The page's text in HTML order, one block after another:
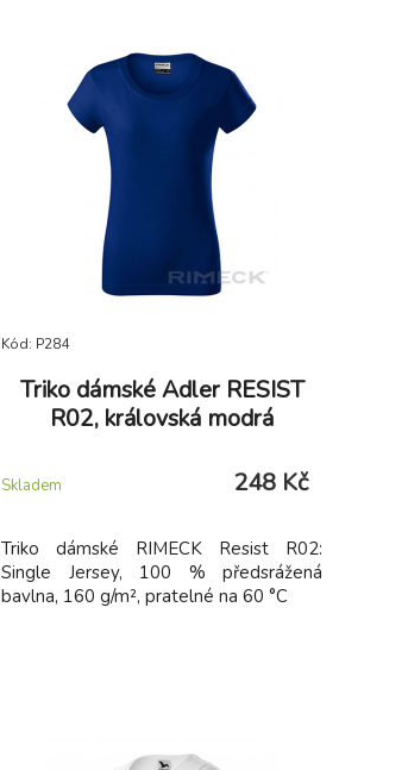
Kód: P284
Triko dámské Adler RESIST
R02, královská modrá
Skladem 248 Kč
Triko dámské RIMECK Resist R02:
Single Jersey, 100 % předsrážená
bavlna, 160 g/m², pratelné na 60 °C